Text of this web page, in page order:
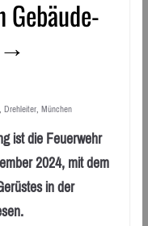
→
Drehleiter, München
ist die Feuerwehr
2024, mit dem
in der